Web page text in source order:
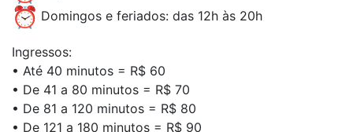
Domingos e feriados: das 12h às 20h
Ingressos:
• Até 40 minutos = R$ 60
• De 41 a 80 minutos = R$ 70
• De 81 a 120 minutos = R$ 80
• De 121 a 180 minutos = R$ 90